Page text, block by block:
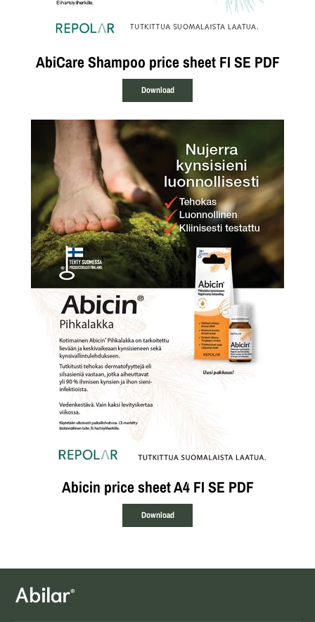
AbiCare Shampoo price sheet FI SE PDF
Download
Abicin price sheet A4 FI SE PDF
Download